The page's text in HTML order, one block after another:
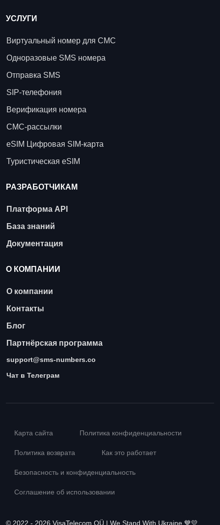
УСЛУГИ
Виртуальный номер для СМС
Одноразовые SMS номера
Отправка SMS
SIP-телефония
Верификация номера
СМС-рассылки
eSIM Цифровая SIM-карта
Туристическая eSIM
РАЗРАБОТЧИКАМ
Платформа API
База знаний
Документация
О КОМПАНИИ
О компании
Контакты
Блог
Партнёрская программа
support@sms-numbers.co
Чат в Телеграм
Карта сайта Политика конфиденциальности
Политика возврата Как это работает
Безопасность и конфиденциальность
Соглашение об использовании
© 2022 - 2026 VisaTelecom OÜ | We Stand With Ukraine 💙💛